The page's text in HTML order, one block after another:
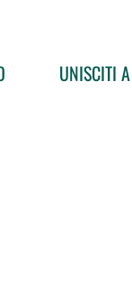
UNISCITI